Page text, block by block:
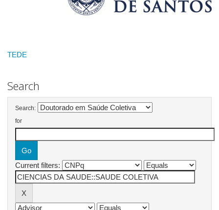
TEDE
Search
Search:
for
Current filters: